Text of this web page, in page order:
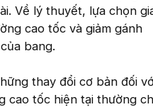
Về lý thuyết, lựa chọn
cao tốc và giảm gánh
bang.
thay đổi cơ bản đối
cao tốc hiện tại thường